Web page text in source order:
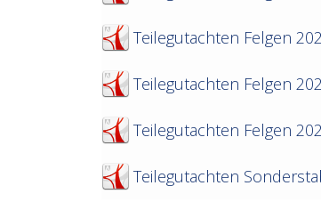
Teilegutachten Felgen
Teilegutachten Felgen
Teilegutachten Felgen
Teilegutachten